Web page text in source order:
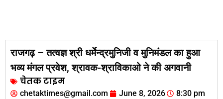
राजगढ़ – तत्वज्ञ श्री धर्मेन्द्रमुनिजी व मुनिमंडल का हुआ
भव्य मंगल प्रवेश, श्रावक-श्राविकाओ ने की अगवानी
चेतक टाइम
chetaktimes@gmail.com June 8, 2026 8:30 pm